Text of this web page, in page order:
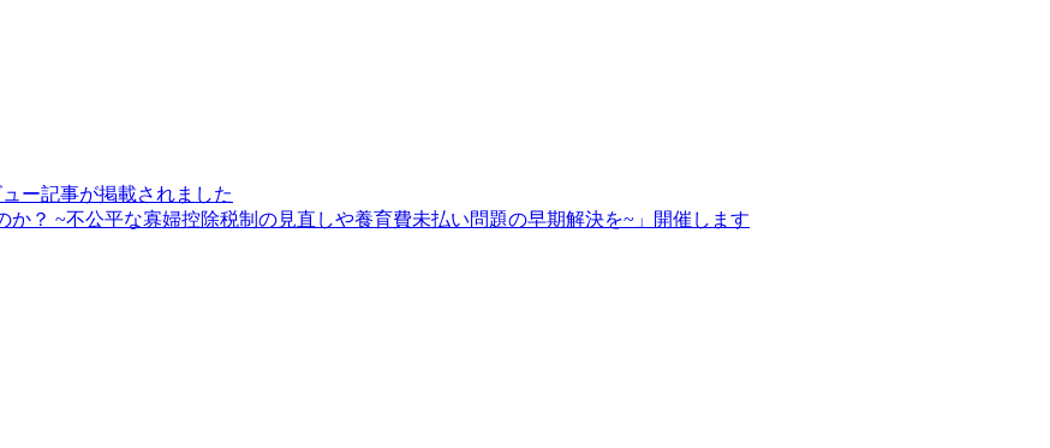
ー記事が掲載されました
？ ~不公平な寡婦控除税制の見直しや養育費未払い問題の早期解決を~」開催します